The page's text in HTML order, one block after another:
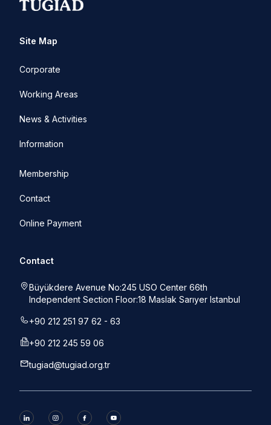
Site Map
Corporate
Working Areas
News & Activities
Information
Membership
Contact
Online Payment
Contact
Büyükdere Avenue No:245 USO Center 66th
Independent Section Floor:18 Maslak Sarıyer Istanbul
+90 212 251 97 62 - 63
+90 212 245 59 06
tugiad@tugiad.org.tr